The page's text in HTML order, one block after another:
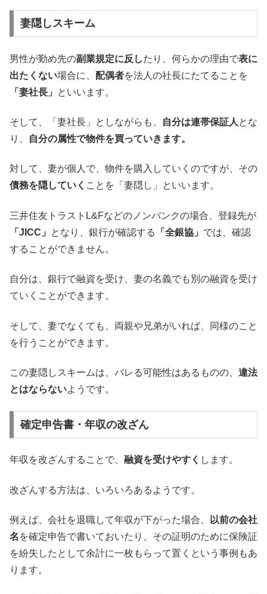
妻隠しスキーム
男性が勤め先の副業規定に反したり、何らかの理由で表に
出たくない場合に、 配偶者を法人の社長にたてることを
「妻社長」
といいます。
そして、「妻社長」としながらも、 自分は連帯保証人 とな
り、
自分の属性で物件を買っていきます。
対して、妻が個人で、物件を購入していくのですが、その
債務を隠していく ことを「妻隠し」といいます。
三井住友トラストL&Fなどのノンバンクの場合、登録先が
「JICC」
となり、銀行が確認する 「全銀協」 では、確認
することができません。
自分は、銀行で融資を受け、妻の名義でも別の融資を受け
ていくことができます。
そして、妻でなくても、両親や兄弟がいれば、同様のこと
を行うことができます。
この妻隠しスキームは、バレる可能性はあるものの、 違法
とはならないようです。
確定申告書・年収の改ざん
年収を改ざんすることで、 融資を受けやすく します。
改ざんする方法は、いろいろあるようです。
例えば、会社を退職して年収が下がった場合、
以前の会社
名 を確定申告で書いておいたり、その証明のために保険証
を紛失したとして余計に一枚もらって置くという事例もあ
ります。